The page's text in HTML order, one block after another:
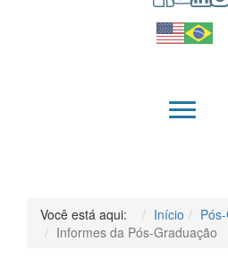
QUEM SOMOS
Você está aqui: Início
Informes da Pós-Graduação